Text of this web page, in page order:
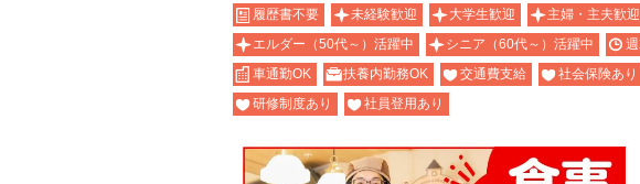
履歴書不要 未経験歓迎 大学生歓迎 主婦・主夫歓迎
エルダー（50代～）活躍中
シニア（60代～）活躍中
車通勤OK
扶養内勤務OK 交通費支給 社会保険あり
研修制度あり
社員登用あり